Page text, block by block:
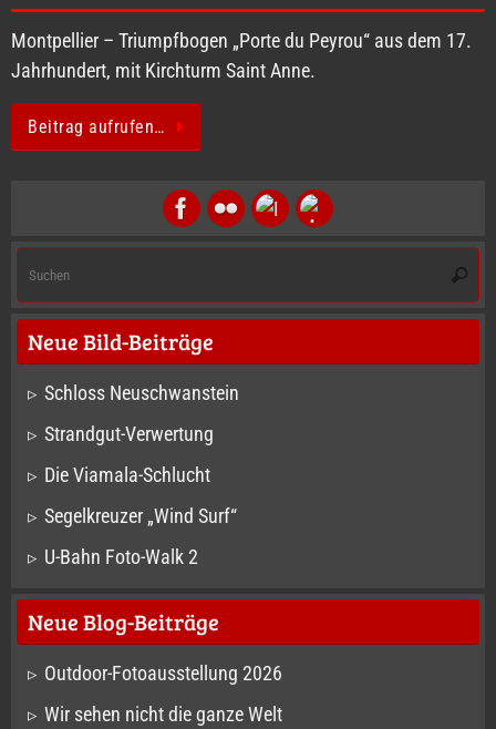
Montpellier – Triumpfbogen „Porte du Peyrou“ aus dem 17.
Jahrhundert, mit Kirchturm Saint Anne.
Beitrag aufrufen…
Neue Bild-Beiträge
Schloss Neuschwanstein
Strandgut-Verwertung
Die Viamala-Schlucht
Segelkreuzer „Wind Surf“
U-Bahn Foto-Walk 2
Neue Blog-Beiträge
Outdoor-Fotoausstellung 2026
Wir sehen nicht die ganze Welt